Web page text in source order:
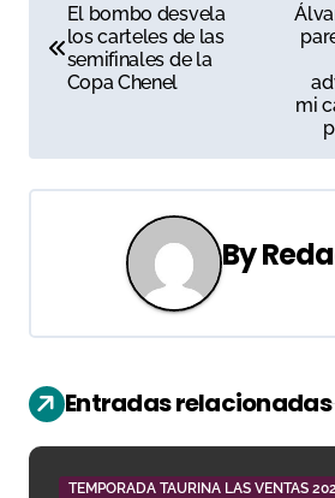
a
e
g
i
ó
n
El bombo desvela
los carteles de las
semifinales de la
Copa Chenel
mi
By
Entradas relacionadas
TEMPORADA TAURINA LAS VENTAS